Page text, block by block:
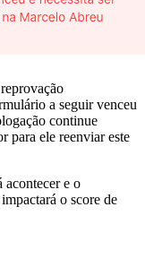
a seguir venceu
continue
para ele reenviar este
acontecer e o
o score de